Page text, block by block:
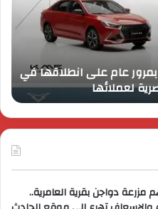
عام على انطلاقها في
لعملائها
مزرعة دواجن بقرية العامرية..